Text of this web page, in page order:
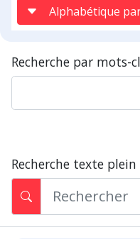
Alphabétique
Recherche par mots-
Recherche texte plein